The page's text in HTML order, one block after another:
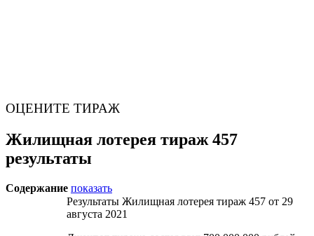
ОЦЕНИТЕ ТИРАЖ
Жилищная лотерея тираж 457
результаты
Содержание показать
Результаты Жилищная лотерея тираж 457 от 29
августа 2021